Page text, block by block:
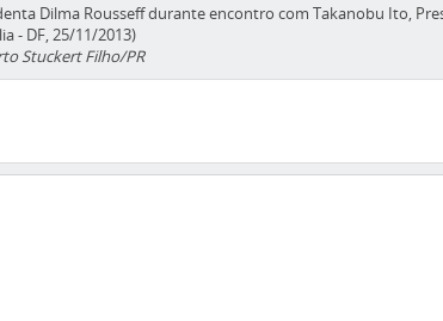
Dilma Rousseff durante encontro com Takanobu Ito,
- DF, 25/11/2013)
Stuckert Filho/PR